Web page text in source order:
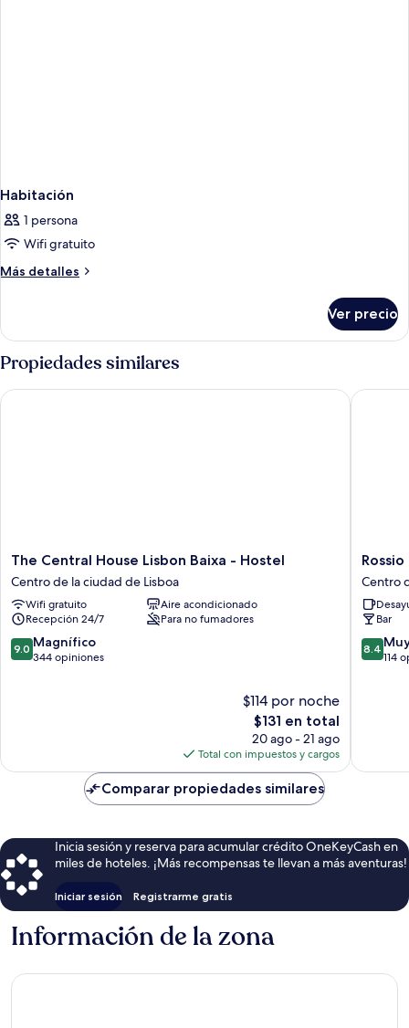
Habitación
1 persona
Wifi gratuito
Más detalles
Más
Ver precio
Propiedades similares
The
Central
House
Lisbon
Baixa
-
Hostel
The Central House Lisbon Baixa - Hostel
Centro de la ciudad de Lisboa
Wifi gratuito
Aire acondicionado
Recepción 24/7
Para no fumadores
9.0
de
9.0 Magnífico
344 opiniones
$114 por noche
El
precio
actual
es
de
$131
$131 en total
20 ago - 21 ago
Total con impuestos y cargos
The Central House Lisbon Baixa - Hostel
Rossio
Hostel
Centro
de
la
ciudad
de
Centro
Bar
8.4
de
8.4
114
Rossio
Comparar propiedades similares
Inicia sesión y reserva para acumular crédito OneKeyCash en
miles de hoteles. ¡Más recompensas te llevan a más aventuras!
Iniciar sesión Registrarme gratis
Información de la zona